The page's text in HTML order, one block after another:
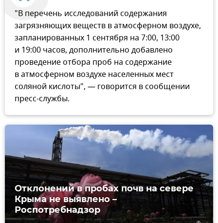
"В перечень исследований содержания
загрязняющих веществ в атмосферном воздухе,
запланированных 1 сентября на 7:00, 13:00
и 19:00 часов, дополнительно добавлено
проведение отбора проб на содержание
в атмосферном воздухе населенных мест
соляной кислоты", — говорится в сообщении
пресс-службы.
Отклонений в пробах почв на севере
Крыма не выявлено –
Роспотребнадзор